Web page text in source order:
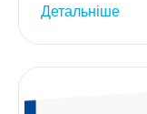
Детальніше